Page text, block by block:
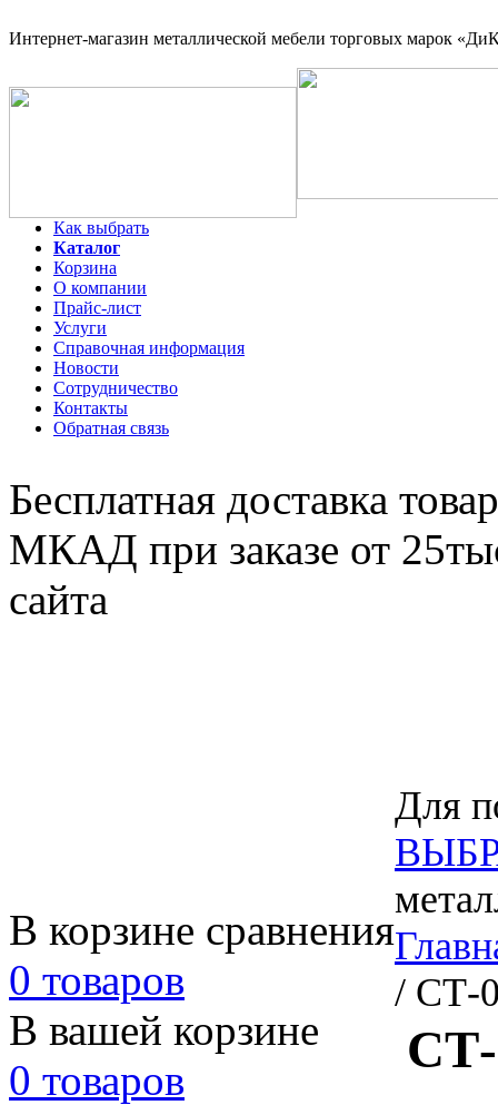
Интернет-магазин металлической мебели торговых марок
Как выбрать
Каталог
Корзина
О компании
Прайс-лист
Услуги
Справочная информация
Новости
Сотрудничество
Контакты
Обратная связь
Бесплатная доставка
МКАД при заказе от
сайта
В корзине сравнения
0 товаров
В вашей корзине
0 товаров
Для
/ СТ-
СТ-